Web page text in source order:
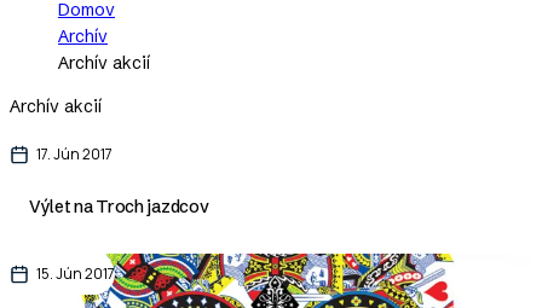
Domov
Archív
Archív akcií
Archív akcií
17. Jún 2017
Výlet na Troch jazdcov
15. Jún 2017